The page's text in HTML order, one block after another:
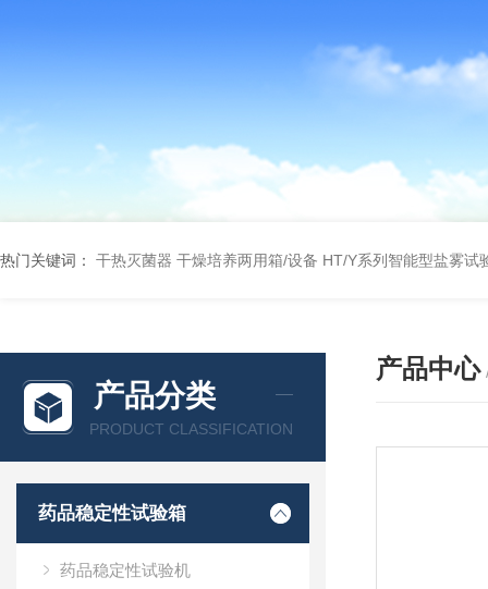
热门关键词： 干热灭菌器 干燥培养两用箱/设备 HT/Y系列智能型盐雾试
产品分类
PRODUCT CLASSIFICATION
药品稳定性试验箱
药品稳定性试验机
产品中心